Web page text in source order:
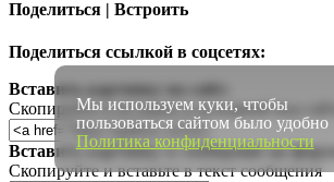
Поделиться | Встроить
Поделиться ссылкой в соцсетях:
Вставить картинку на сайт:
Скопируйте и вставьте в исходный код
Вставить картинку в сообщение на
Скопируйте и вставьте в текст сообщения
Мы используем куки, чтобы
пользоваться сайтом было удобно
Политика конфиденциальности